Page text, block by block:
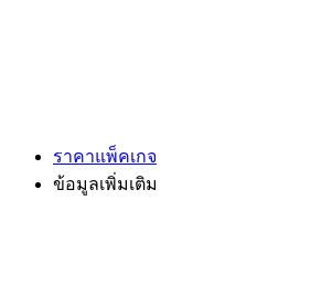
ราคาแพ็คเกจ
ข้อมูลเพิ่มเติม